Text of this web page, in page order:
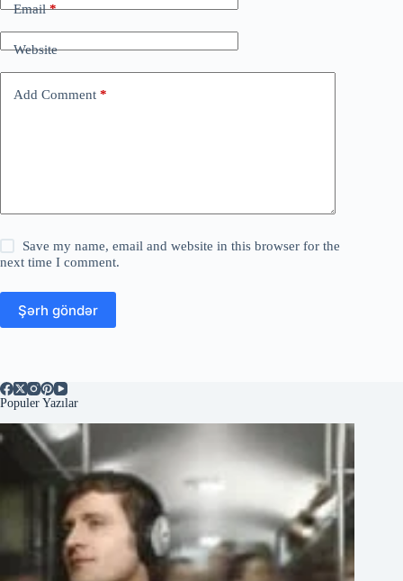
Email*
Website
Add Comment *
Save my name, email and website in this browser for the
next time I comment.
Şərh göndər
Populer Yazılar